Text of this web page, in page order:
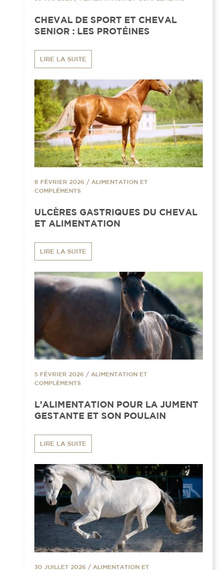
CHEVAL DE SPORT ET CHEVAL
SENIOR : LES PROTÉINES
LIRE LA SUITE
8 FÉVRIER 2026 / ALIMENTATION ET
COMPLÉMENTS
ULCÈRES GASTRIQUES DU CHEVAL
ET ALIMENTATION
LIRE LA SUITE
5 FÉVRIER 2026 / ALIMENTATION ET
COMPLÉMENTS
L’ALIMENTATION POUR LA JUMENT
GESTANTE ET SON POULAIN
LIRE LA SUITE
30 JUILLET 2026 / ALIMENTATION ET